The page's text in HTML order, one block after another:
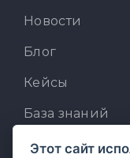
Новости
Блог
Кейсы
База знаний
Для
Этот сайт